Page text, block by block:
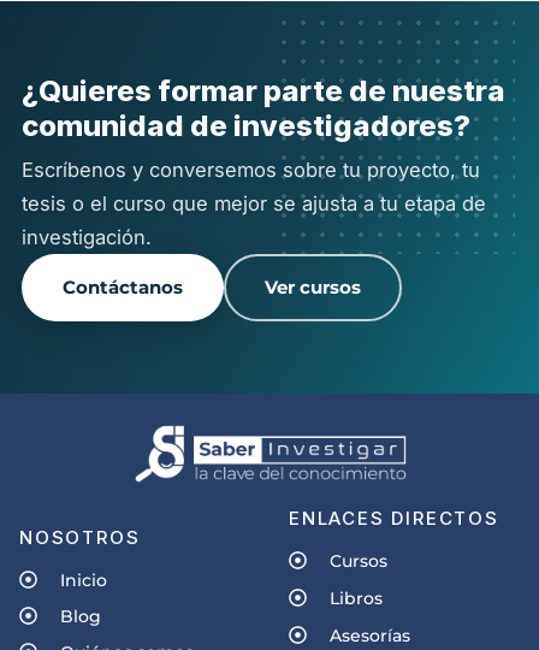
¿Quieres formar parte de nuestra
comunidad de investigadores?
Escríbenos y conversemos sobre tu proyecto, tu
tesis o el curso que mejor se ajusta a tu etapa de
investigación.
Contáctanos Ver cursos
NOSOTROS
Inicio
Blog
ENLACES DIRECTOS
Cursos
Libros
Asesorías